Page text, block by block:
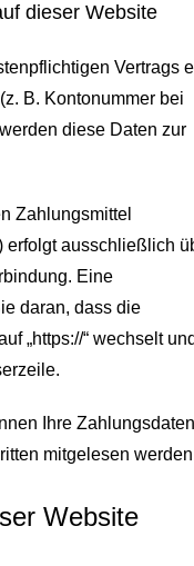
dieser Website
Vertrags
B. Kontonummer bei
diese Daten zur
Zahlungsmittel
erfolgt ausschließlich
Eine
daran, dass die
„https://“ wechselt
Ihre
mitgelesen
Website